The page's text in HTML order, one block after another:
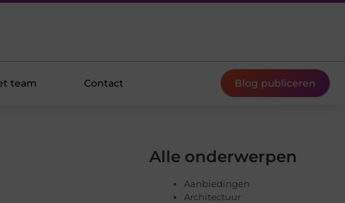
team Contact Blog publiceren
Alle onderwerpen
Aanbiedingen
Architectuur